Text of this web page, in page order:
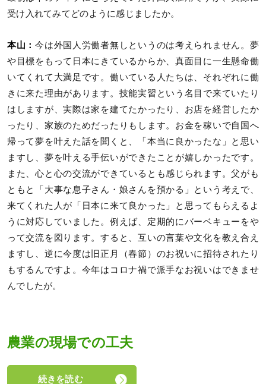
受け入れてみてどのように感じましたか。
本山：今は外国人労働者無しというのは考えられません。夢
や目標をもって日本にきているからか、真面目に一生懸命働
いてくれて大満足です。働いている人たちは、それぞれに働
きに来た理由があります。技能実習という名目で来ていたり
はしますが、実際は家を建てたかったり、お店を経営したか
ったり、家族のためだったりもします。お金を稼いで自国へ
帰って夢を叶えた話を聞くと、「本当に良かったな」と思い
ますし、夢を叶える手伝いができたことが嬉しかったです。
また、心と心の交流ができているとも感じられます。父がも
ともと「大事な息子さん・娘さんを預かる」という考えで、
来てくれた人が「日本に来て良かった」と思ってもらえるよ
うに対応していました。例えば、定期的にバーベキューをや
って交流を図ります。すると、互いの言葉や文化を教え合え
ますし、逆に今度は旧正月（春節）のお祝いに招待されたり
もするんですよ。今年はコロナ禍で派手なお祝いはできませ
んでしたが。
農業の現場での工夫
続きを読む